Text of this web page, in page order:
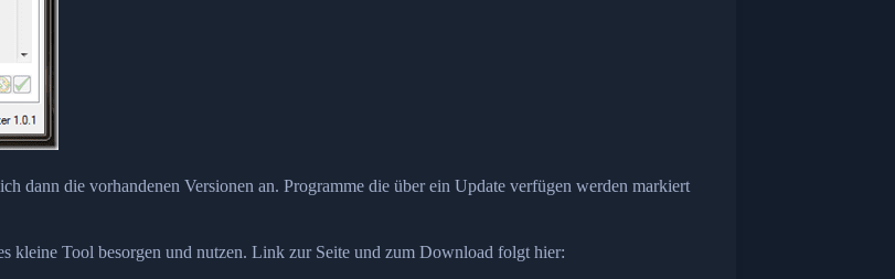
dann die vorhandenen Versionen an. Programme die über ein Update verfügen werden markiert
kleine Tool besorgen und nutzen. Link zur Seite und zum Download folgt hier: